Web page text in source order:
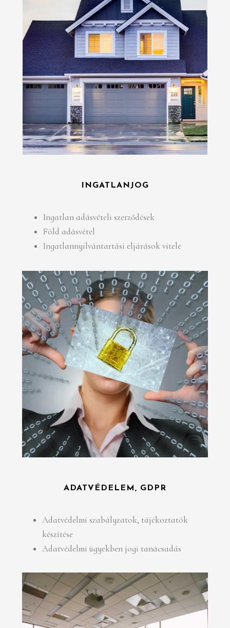
INGATLANJOG
Ingatlan adásvételi szerződések
Föld adásvétel
Ingatlannyilvántartási eljárások vitele
ADATVÉDELEM, GDPR
Adatvédelmi szabályzatok, tájékoztatók
készítése
Adatvédelmi ügyekben jogi tanácsadás